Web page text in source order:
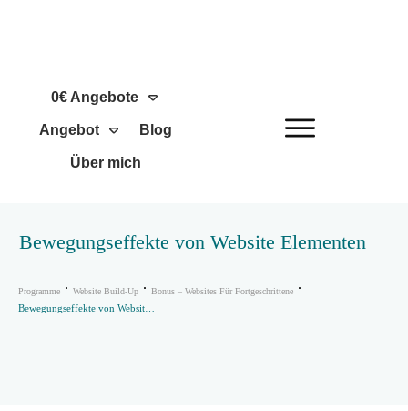
0€ Angebote
Angebot Blog
Über mich
Bewegungseffekte von Website Elementen
Programme Website Build-Up Bonus – Websites Für Fortgeschrittene